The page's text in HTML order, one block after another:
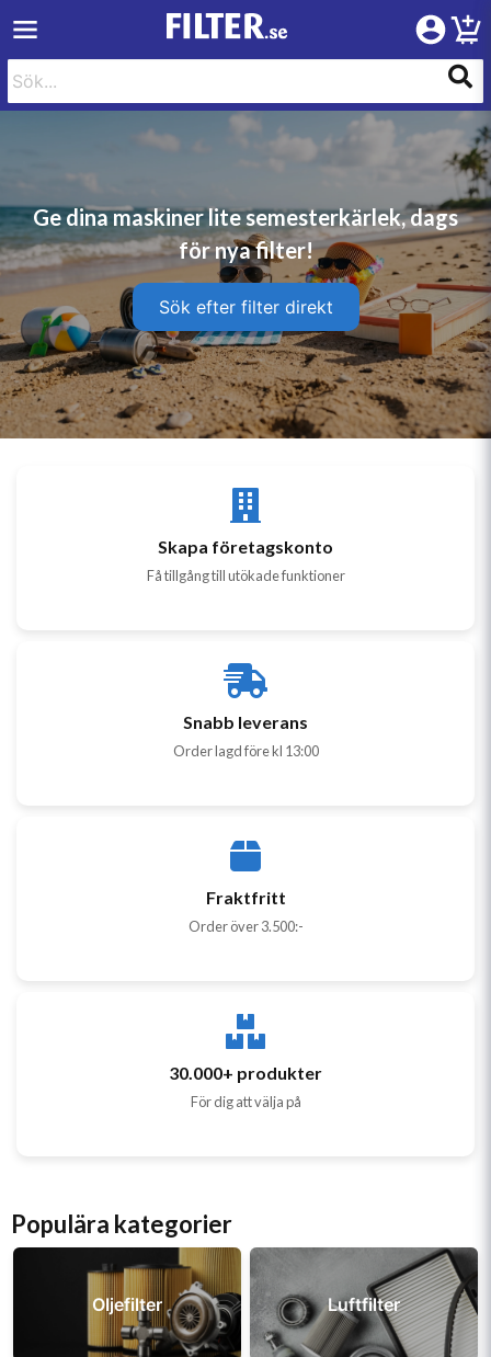
Ge dina maskiner lite semesterkärlek, dags
för nya filter!
Sök efter filter direkt
Skapa företagskonto
Få tillgång till utökade funktioner
Snabb leverans
Order lagd före kl 13:00
Fraktfritt
Order över 3.500:-
30.000+ produkter
För dig att välja på
Populära kategorier
Oljefilter Luftfilter